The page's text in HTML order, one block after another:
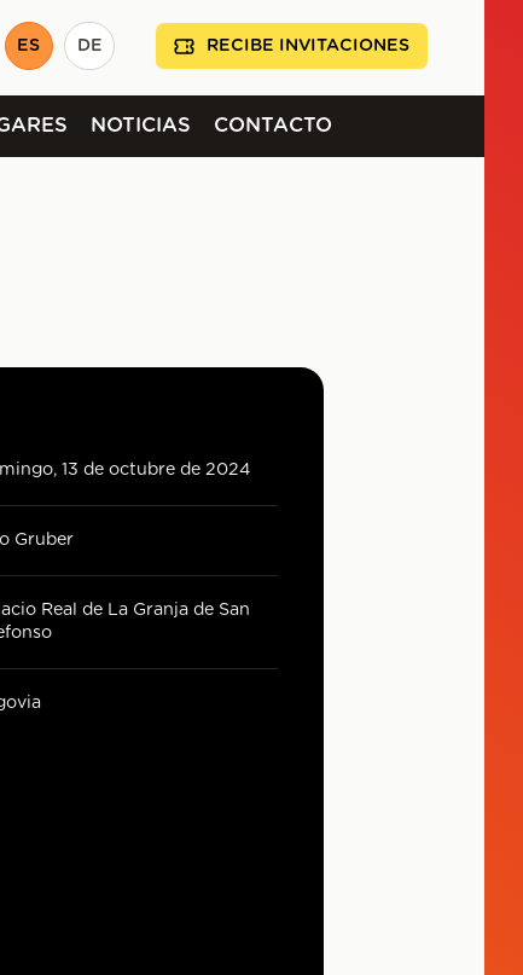
ES DE RECIBE INVITACIONES
NOTICIAS CONTACTO
13 de octubre de 2024
Gruber
Real de La Granja de San